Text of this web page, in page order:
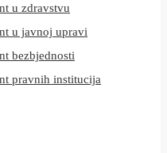
u zdravstvu
u javnoj upravi
bezbjednosti
pravnih institucija